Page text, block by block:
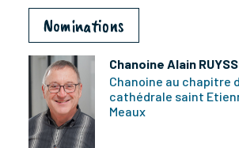
Nominations
Chanoine Alain
Chanoine au chapitre
cathédrale saint
Meaux